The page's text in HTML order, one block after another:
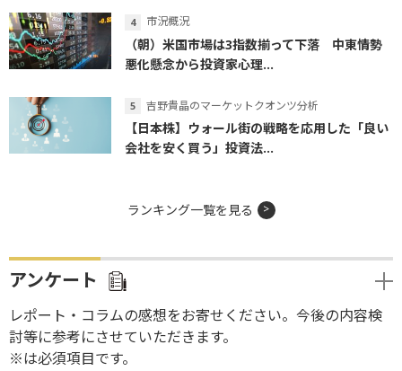
市況概況
（朝）米国市場は3指数揃って下落 中東情勢
悪化懸念から投資家心理...
吉野貴晶のマーケットクオンツ分析
【日本株】ウォール街の戦略を応用した「良い
会社を安く買う」投資法...
ランキング一覧を見る
アンケート
レポート・コラムの感想をお寄せください。今後の内容検
討等に参考にさせていただきます。
※は必須項目です。